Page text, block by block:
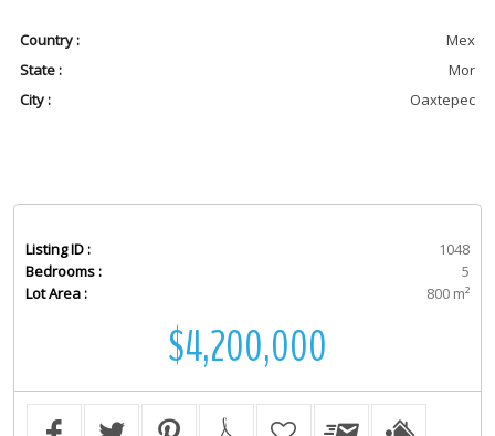
Country :
Mex
State :
Mor
City :
Oaxtepec
Listing ID :
1048
Bedrooms :
5
Lot Area :
800 m²
$4,200,000